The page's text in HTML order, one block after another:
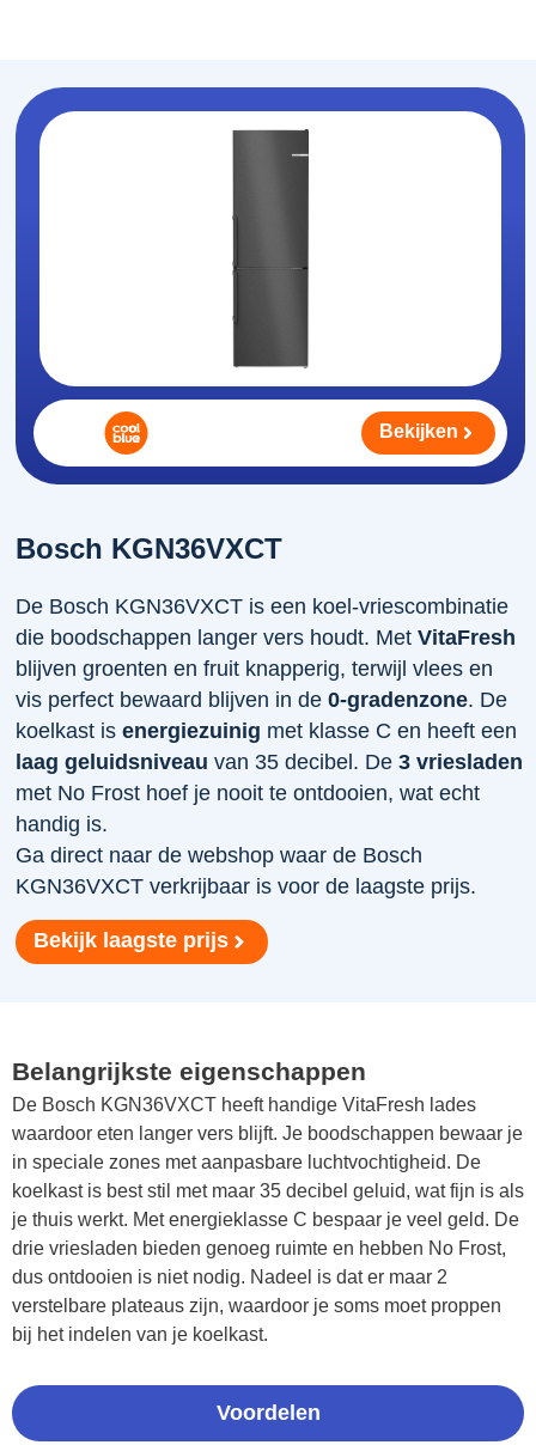
Bosch KGN36VXCT
De Bosch KGN36VXCT is een koel-vriescombinatie
die boodschappen langer vers houdt. MetVitaFresh
blijven groenten en fruit knapperig, terwijl vlees en
vis perfect bewaard blijven in de0-gradenzone. De
koelkast isenergiezuinig met klasse C en heeft een
laag geluidsniveau van 35 decibel. De3 vriesladen
met No Frost hoef je nooit te ontdooien, wat echt
handig is.
Ga direct naar de webshop waar de Bosch
KGN36VXCT verkrijbaar is voor de laagste prijs.
Bekijk laagste prijs
Bekijken
Belangrijkste eigenschappen
De Bosch KGN36VXCT heeft handige VitaFresh lades
waardoor eten langer vers blijft. Je boodschappen bewaar je
in speciale zones met aanpasbare luchtvochtigheid. De
koelkast is best stil met maar 35 decibel geluid, wat fijn is als
je thuis werkt. Met energieklasse C bespaar je veel geld. De
drie vriesladen bieden genoeg ruimte en hebben No Frost,
dus ontdooien is niet nodig. Nadeel is dat er maar 2
verstelbare plateaus zijn, waardoor je soms moet proppen
bij het indelen van je koelkast.
Voordelen